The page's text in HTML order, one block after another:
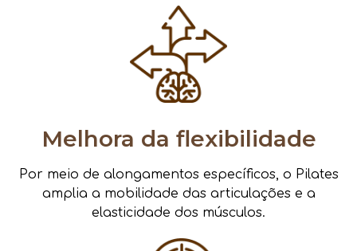
Melhora da flexibilidade
Por meio de alongamentos específicos, o Pilates
amplia a mobilidade das articulações e a
elasticidade dos músculos.